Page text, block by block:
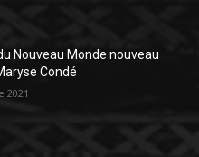
Nouveau Monde nouveau
Condé
2021